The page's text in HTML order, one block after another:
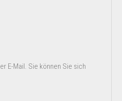
E-Mail. Sie können Sie sich